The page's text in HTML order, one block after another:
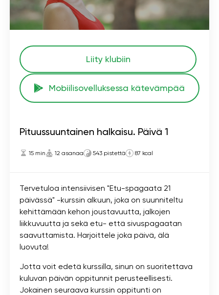
Liity klubiin
Mobiilisovelluksessa kätevämpää
Pituussuuntainen halkaisu. Päivä 1
15 min 12 asanaa 543 pistettä 87 kcal
Tervetuloa intensiivisen "Etu-spagaata 21
päivässä" -kurssin alkuun, joka on suunniteltu
kehittämään kehon joustavuutta, jalkojen
liikkuvuutta ja sekä etu- että sivuspagaatan
saavuttamista. Harjoittele joka päivä, älä
luovuta!
Jotta voit edetä kurssilla, sinun on suoritettava
kuluvan päivän oppitunnit perusteellisesti.
Jokainen seuraava kurssin oppitunti on